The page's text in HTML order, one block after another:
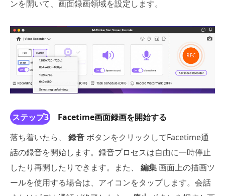
ンを開いて、画面録画領域を設定します。
ステップ3
Facetime画面録画を開始する
落ち着いたら、 録音ボタンをクリックしてFacetime通
話の録音を開始します。録音プロセスは自由に一時停止
したり再開したりできます。また、 編集画面上の描画ツ
ールを使用する場合は、アイコンをタップします。会話